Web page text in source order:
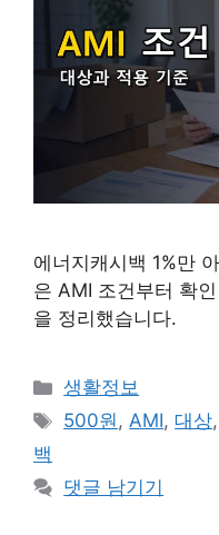
에너지캐시백 1%만
은 AMI 조건부터 확
을 정리했습니다.
카
테
생활정보
태
500원,AMI,대상
백
댓글 남기기